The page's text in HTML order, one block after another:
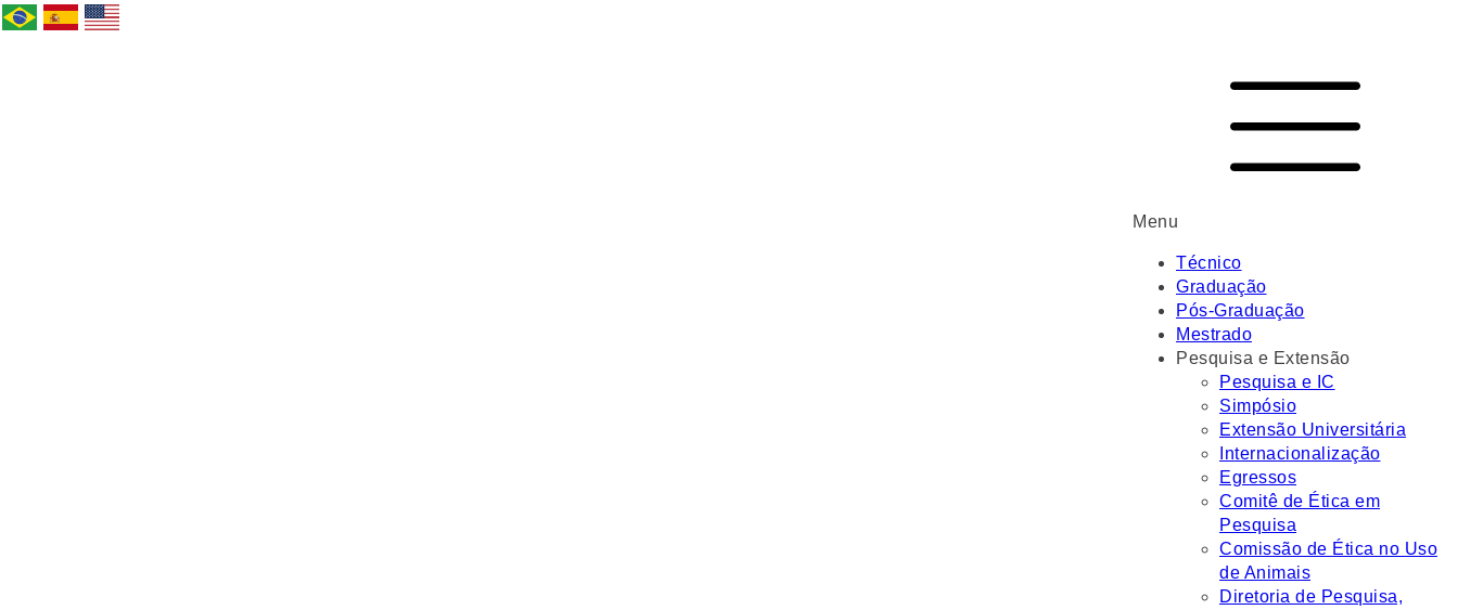
Menu
Técnico
Graduação
Pós-Graduação
Mestrado
Pesquisa e Extensão
Pesquisa e IC
Simpósio
Extensão Universitária
Internacionalização
Egressos
Comitê de Ética em
Pesquisa
Comissão de Ética no Uso
de Animais
Diretoria de Pesquisa,